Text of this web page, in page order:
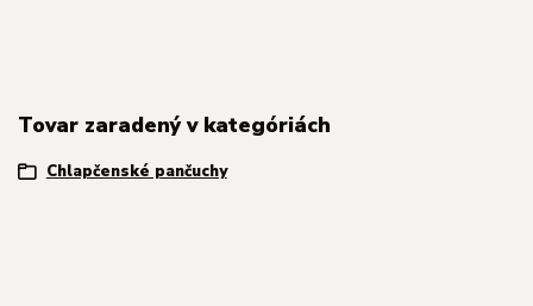
Tovar zaradený v kategóriách
Chlapčenské pančuchy